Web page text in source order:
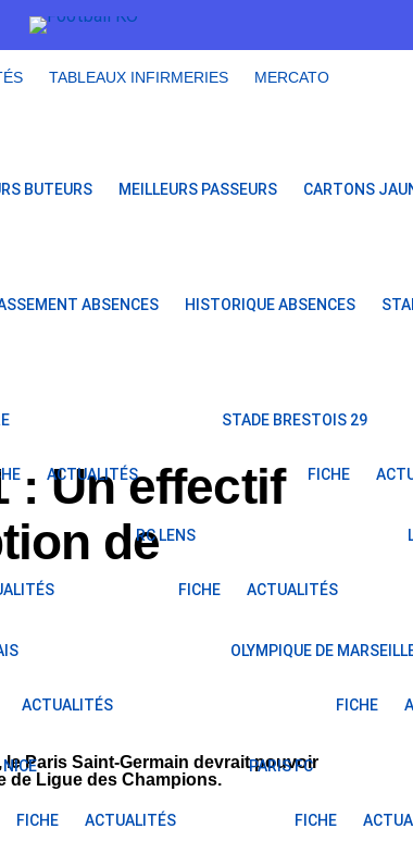
TABLEAUX INFIRMERIES MERCATO
BUTEURS MEILLEURS PASSEURS CARTONS
ABSENCES HISTORIQUE ABSENCES
ACTUALITÉS
STADE BRESTOIS 29
FICHE
RC LENS
FICHE ACTUALITÉS
ACTUALITÉS
OLYMPIQUE DE
FICHE
NICE
FICHE ACTUALITÉS
PARIS FC
FICHE
: Un effectif
de
Paris Saint-Germain devrait pouvoir
de Ligue des Champions.